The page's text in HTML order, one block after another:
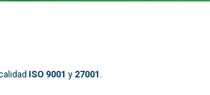
ISO 9001 y 27001.